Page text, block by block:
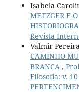
Isabela
METZGER E
Revista
Valmir
CAMINHO
BRANCA ,
Filosofia: v.